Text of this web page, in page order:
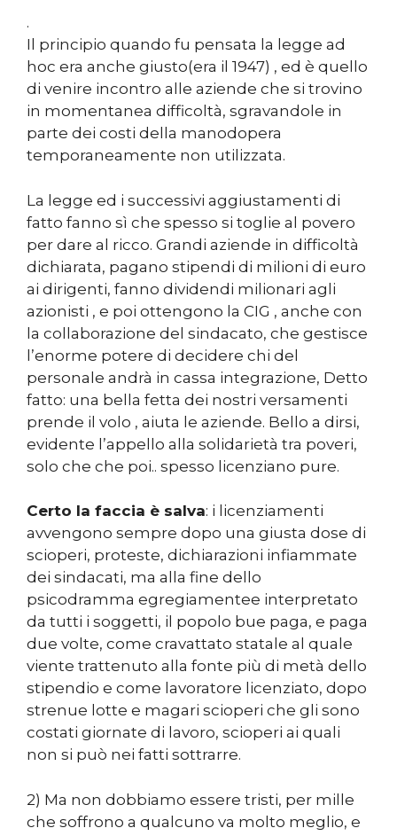
.
Il principio quando fu pensata la legge ad
hoc era anche giusto(era il 1947) , ed è quello
di venire incontro alle aziende che si trovino
in momentanea difficoltà, sgravandole in
parte dei costi della manodopera
temporaneamente non utilizzata.
La legge ed i successivi aggiustamenti di
fatto fanno sì che spesso si toglie al povero
per dare al ricco. Grandi aziende in difficoltà
dichiarata, pagano stipendi di milioni di euro
ai dirigenti, fanno dividendi milionari agli
azionisti , e poi ottengono la CIG , anche con
la collaborazione del sindacato, che gestisce
l’enorme potere di decidere chi del
personale andrà in cassa integrazione, Detto
fatto: una bella fetta dei nostri versamenti
prende il volo , aiuta le aziende. Bello a dirsi,
evidente l’appello alla solidarietà tra poveri,
solo che che poi.. spesso licenziano pure.
Certo la faccia è salva: i licenziamenti
avvengono sempre dopo una giusta dose di
scioperi, proteste, dichiarazioni infiammate
dei sindacati, ma alla fine dello
psicodramma egregiamentee interpretato
da tutti i soggetti, il popolo bue paga, e paga
due volte, come cravattato statale al quale
viente trattenuto alla fonte più di metà dello
stipendio e come lavoratore licenziato, dopo
strenue lotte e magari scioperi che gli sono
costati giornate di lavoro, scioperi ai quali
non si può nei fatti sottrarre.
2) Ma non dobbiamo essere tristi, per mille
che soffrono a qualcuno va molto meglio, e